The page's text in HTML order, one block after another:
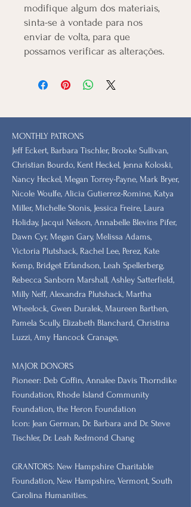
modifique algum dos materiais,
sinta-se à vontade para nos
enviar de volta, para que
possamos verificar as alterações.
MONTHLY PATRONS
​Jeff Eckert, Barbara Tischler, Brooke Sullivan,
Christian Bourdo, Kent Heckel, Jenna Koloski,
Nancy Heckel, Megan Torrey-Payne, Mark Bryer,
Nicole Woulfe, Alicia Gutierrez-Romine, Katya
Miller, Michelle Stonis, Jessica Freire, Laura
Holiday, Jacqui Nelson, Annabelle Blevins Pifer,
Dawn Cyr, Megan Gary, Melissa Adams,
Victoria Plutshack, Rachel Lee, Perez, Kate
Kemp, Bridget Erlandson, Leah Spellerberg,
Rebecca Sanborn Marshall​, Ashley Satterfield,
Milly Neff, Alexandra Plutshack, Martha
Wheelock, Gwen Duralek, Maureen Barthen,
Pamela Scully, Elizabeth Blanchard, Christina
Luzzi, Amy Hancock Cranage,
MAJOR DONORS
​Pioneer: Deb Coffin, Annalee Davis Thorndike
Foundation, Rhode Island Community
Foundation, the Heron Foundation
Icon: Jean German, Dr. Barbara and Dr. Steve
Tischler, Dr. Leah Redmond Chang
GRANTORS: New Hampshire Charitable
Foundation, New Hampshire, Vermont, South
Carolina Humanities.